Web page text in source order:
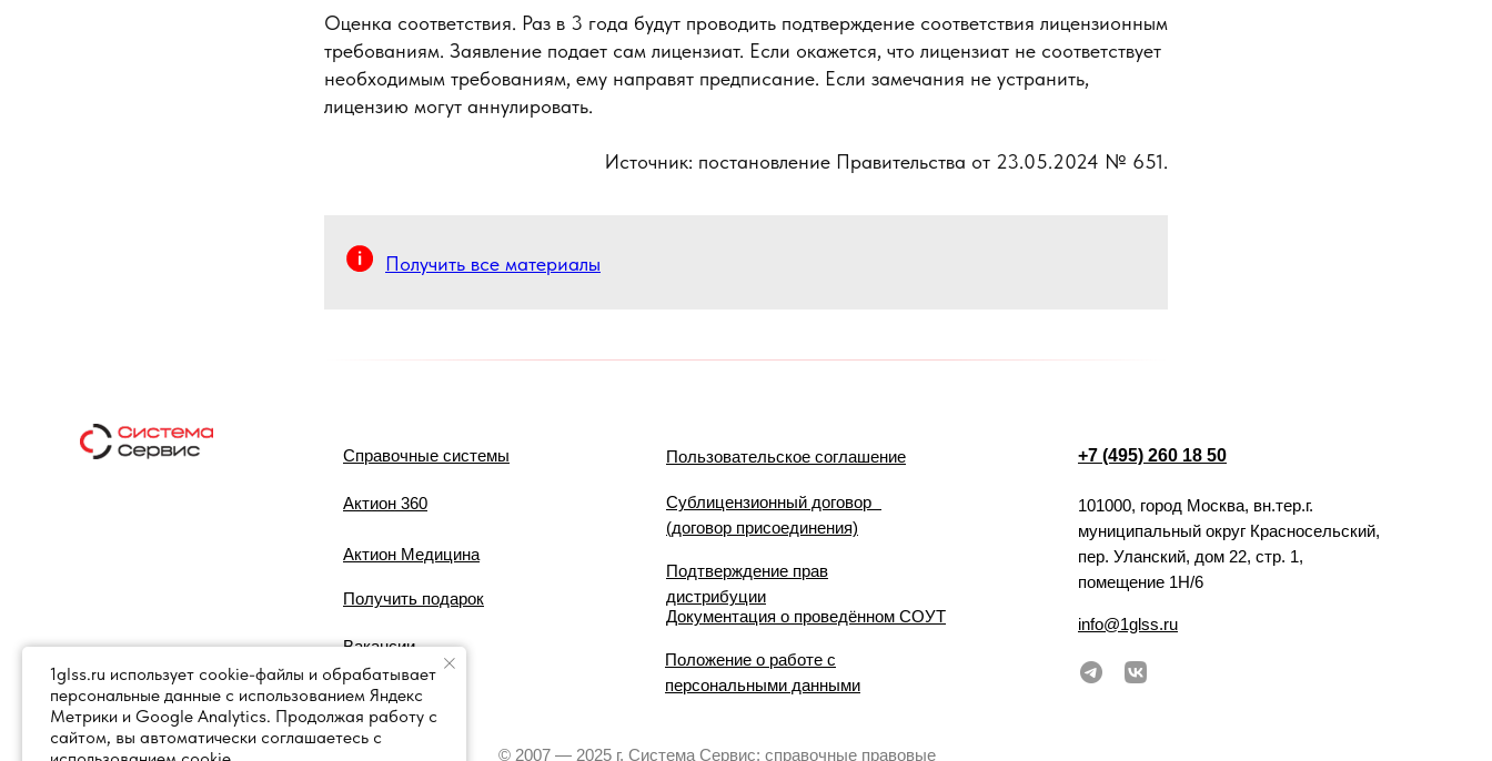
Оценка соответствия. Раз в 3 года будут проводить подтверждение соответствия лицензионным
требованиям. Заявление подает сам лицензиат. Если окажется, что лицензиат не соответствует
необходимым требованиям, ему направят предписание. Если замечания не устранить,
лицензию могут аннулировать.
Источник: постановление Правительства от 23.05.2024 № 651.
Получить все материалы
+7 (495) 260 18 50
101000, город Москва, вн.тер.г.
муниципальный округ Красносельский,
пер. Уланский, дом 22, стр. 1,
помещение 1Н/6
info@1glss.ru
Справочные системы
Актион 360
Актион Медицина
Получить подарок
Вакансии
Контакты
Пользовательское соглашение
Сублицензионный договор
(договор присоединения)
Подтверждение прав
дистрибуции
Документация о проведённом СОУТ
Положение о работе с
персональными данными
© 2007 — 2025 г. Система Сервис: справочные правовые
1glss.ru использует cookie-файлы и обрабатывает
персональные данные с использованием Яндекс
Метрики и Google Analytics. Продолжая работу с
сайтом, вы автоматически соглашаетесь с